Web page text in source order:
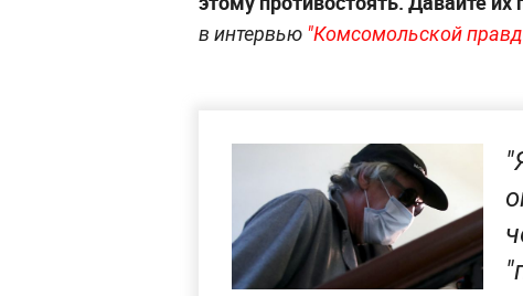
в интервью "Комсомольской